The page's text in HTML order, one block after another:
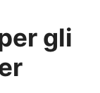
gli